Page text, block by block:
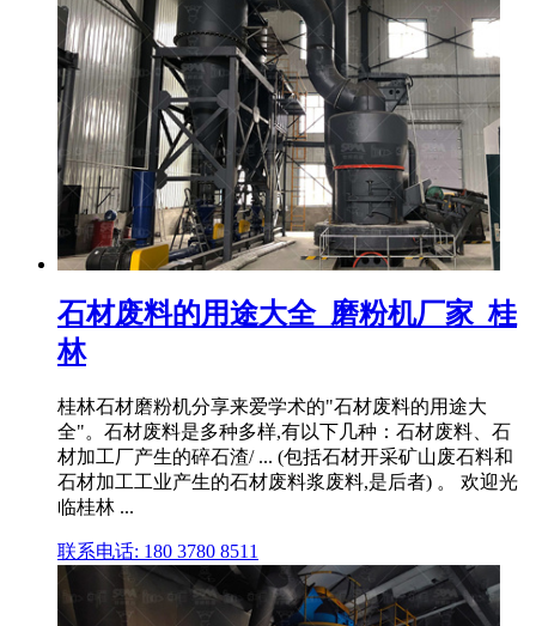
石材废料的用途大全_磨粉机厂家_桂
林
桂林石材磨粉机分享来爱学术的"石材废料的用途大
全"。石材废料是多种多样,有以下几种：石材废料、石
材加工厂产生的碎石渣/ ... (包括石材开采矿山废石料和
石材加工工业产生的石材废料浆废料,是后者) 。 欢迎光
临桂林 ...
联系电话: 180 3780 8511